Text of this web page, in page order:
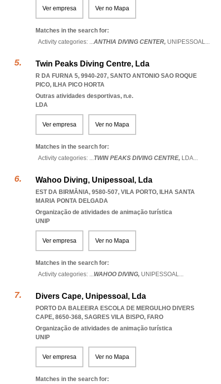
Ver empresa Ver no Mapa
Matches in the search for:
Activity categories: ...ANTHIA DIVING CENTER, UNIPESSOAL...
Twin Peaks Diving Centre, Lda
R DA FURNA 5, 9940-207, SANTO ANTONIO SAO ROQUE
PICO, ILHA PICO HORTA
Outras atividades desportivas, n.e.
LDA
Ver empresa Ver no Mapa
Matches in the search for:
Activity categories: ...TWIN PEAKS DIVING CENTRE, LDA...
Wahoo Diving, Unipessoal, Lda
EST DA BIRMÂNIA, 9580-507, VILA PORTO, ILHA SANTA
MARIA PONTA DELGADA
Organização de atividades de animação turística
UNIP
Ver empresa Ver no Mapa
Matches in the search for:
Activity categories: ...WAHOO DIVING, UNIPESSOAL...
Divers Cape, Unipessoal, Lda
PORTO DA BALEEIRA ESCOLA DE MERGULHO DIVERS
CAPE, 8650-368, SAGRES VILA BISPO, FARO
Organização de atividades de animação turística
UNIP
Ver empresa Ver no Mapa
Matches in the search for: